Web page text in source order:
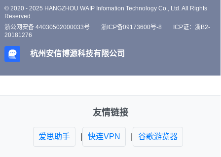
© 2020 - 2025 HANGZHOU WAIP Infomation Technology Co., Ltd. All Rights
Reserved.
浙公网安备 44030502000033号
浙ICP备09173600号-8
ICP证：浙B2-
20181276
杭州安信博源科技有限公司
友情链接
爱思助手 快连VPN 谷歌游览器